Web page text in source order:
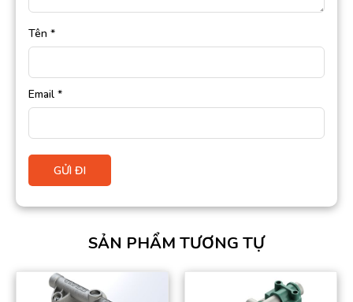
Tên *
Email *
SẢN PHẨM TƯƠNG TỰ